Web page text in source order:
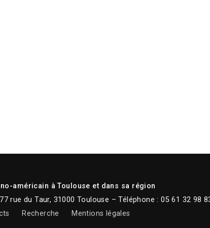
américain à Toulouse et dans sa région
77 rue du Taur, 31000 Toulouse – Téléphone : 05 61 32 98
Recherche Mentions légales